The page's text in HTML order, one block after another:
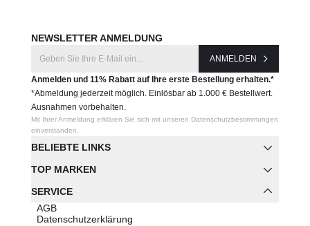
BELIEBTE LINKS
TOP MARKEN
SERVICE
AGB
Datenschutzerklärung
NEWSLETTER ANMELDUNG
ANMELDEN
Anmelden und 11% Rabatt auf Ihre erste Bestellung erhalten.*
*Abmeldung jederzeit möglich. Einlösbar ab 1.000 € Bestellwert.
Ausnahmen vorbehalten.
Mit Ihrer Anmeldung erklären Sie sich mit unseren Datenschutzbestimmungen
einverstanden.